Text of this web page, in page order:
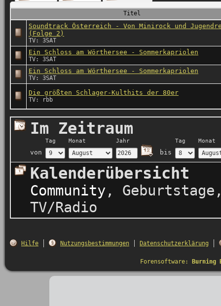
Titel
Soundtrack Österreich - Von Minirock und
(Folge 2)
TV: 3SAT
Ein Schloss am Wörthersee - Sommerkapriolen
TV: 3SAT
Ein Schloss am Wörthersee - Sommerkapriolen
TV: 3SAT
Die größten Schlager-Kulthits der 80er
TV: rbb
Im Zeitraum
von
Tag Monat Jahr
bis
Tag Monat
Kalenderübersicht
Community , Geburtstage
TV/Radio
Hilfe Nutzungsbestimmungen Datenschutzerklärung
Forensoftware: Burning